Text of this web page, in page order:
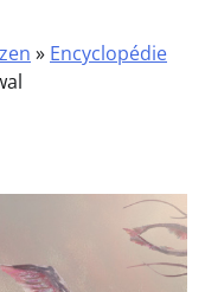
» Encyclopédie